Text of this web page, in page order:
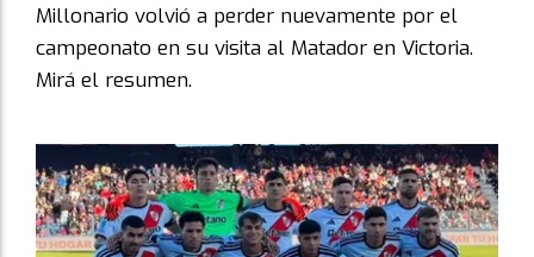
Millonario volvió a perder nuevamente por el
campeonato en su visita al Matador en Victoria.
Mirá el resumen.